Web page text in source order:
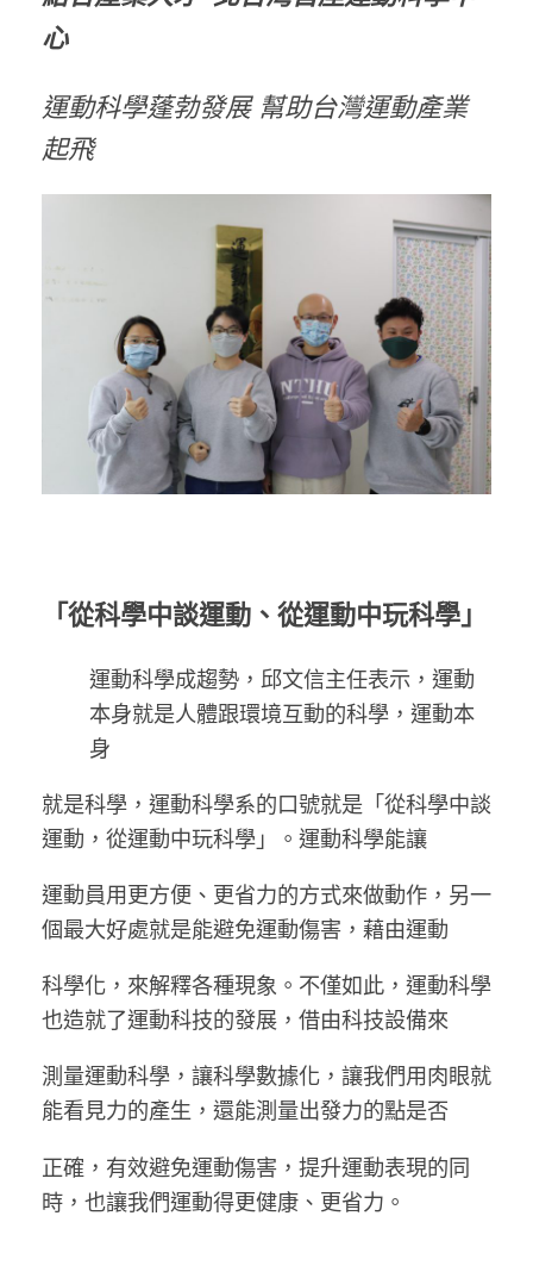
心
運動科學蓬勃發展 幫助台灣運動產業
起飛
「從科學中談運動、從運動中玩科學」
運動科學成趨勢，邱文信主任表示，運動
本身就是人體跟環境互動的科學，運動本
身
就是科學，運動科學系的口號就是「從科學中談
運動，從運動中玩科學」。運動科學能讓
運動員用更方便、更省力的方式來做動作，另一
個最大好處就是能避免運動傷害，藉由運動
科學化，來解釋各種現象。不僅如此，運動科學
也造就了運動科技的發展，借由科技設備來
測量運動科學，讓科學數據化，讓我們用肉眼就
能看見力的產生，還能測量出發力的點是否
正確，有效避免運動傷害，提升運動表現的同
時，也讓我們運動得更健康、更省力。